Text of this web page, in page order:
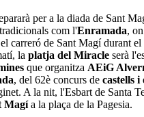
per a la diada de Sant
com l'Enramada,
carreró de Sant Magí durant
la platja del Miracle serà
que organitza AEiG
, del 62è concurs de castells i
A la nit, l'Esbart de Santa
Magía la plaça de la Pagesia.